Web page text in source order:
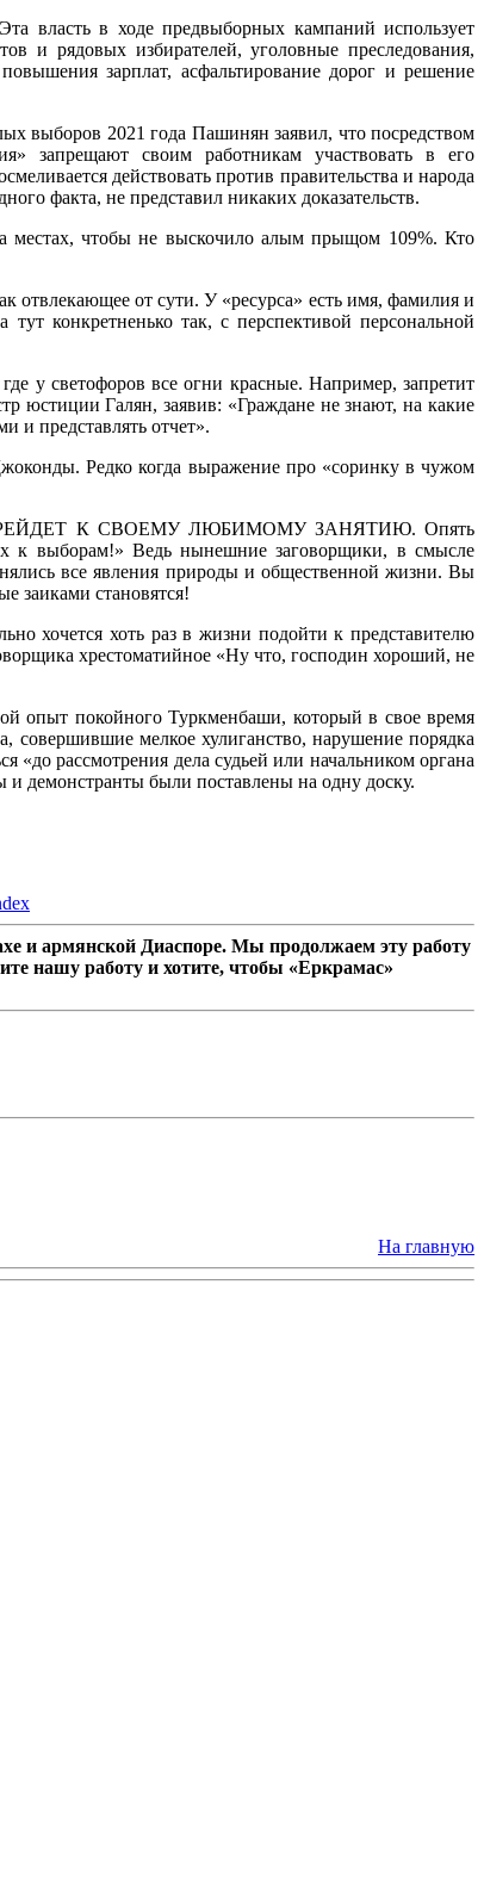
власть в ходе предвыборных кампаний использует
и рядовых избирателей, уголовные преследования,
зарплат, асфальтирование дорог и решение
2021 года Пашинян заявил, что посредством
запрещают своим работникам участвовать в его
действовать против правительства и народа
факта, не представил никаких доказательств.
местах, чтобы не выскочило алым прыщом 109%. Кто
отвлекающее от сути. У «ресурса» есть имя, фамилия и
конкретненько так, с перспективой персональной
у светофоров все огни красные. Например, запретит
юстиции Галян, заявив: «Граждане не знают, на какие
и представлять отчет».
Редко когда выражение про «соринку в чужом
К СВОЕМУ ЛЮБИМОМУ ЗАНЯТИЮ. Опять
к выборам!» Ведь нынешние заговорщики, в смысле
все явления природы и общественной жизни. Вы
заиками становятся!
хочется хоть раз в жизни подойти к представителю
хрестоматийное «Ну что, господин хороший, не
опыт покойного Туркменбаши, который в свое время
совершившие мелкое хулиганство, нарушение порядка
рассмотрения дела судьей или начальником органа
и демонстранты были поставлены на одну доску.
и армянской Диаспоре. Мы продолжаем эту работу
нашу работу и хотите, чтобы «Еркрамас»
На главную